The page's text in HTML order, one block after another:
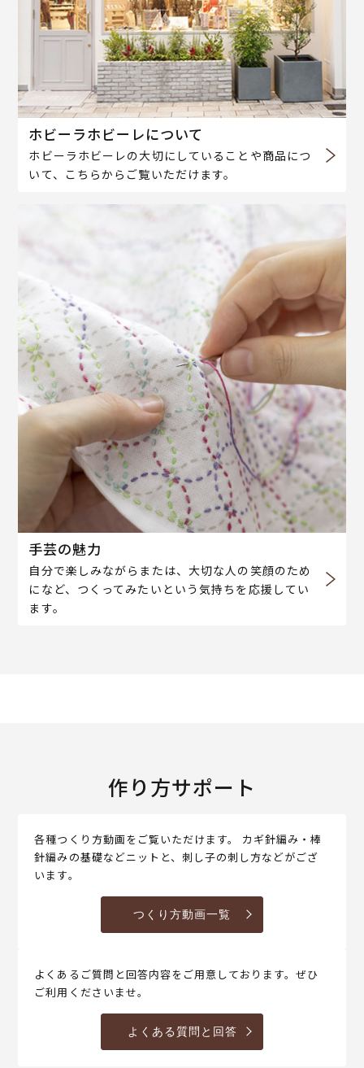
ホビーラホビーレについて
ホビーラホビーレの大切にしていることや商品につ
いて、こちらからご覧いただけます。
手芸の魅力
自分で楽しみながらまたは、大切な人の笑顔のため
になど、つくってみたいという気持ちを応援してい
ます。
作り方サポート
各種つくり方動画をご覧いただけます。 カギ針編み・棒
針編みの基礎などニットと、刺し子の刺し方などがござ
います。
つくり方動画一覧
よくあるご質問と回答内容をご用意しております。ぜひ
ご利用くださいませ。
よくある質問と回答